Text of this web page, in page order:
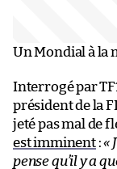
Un Mondial à la
Interrogé par
président de la
jeté pas mal de
est imminent:«
pense qu’il y a